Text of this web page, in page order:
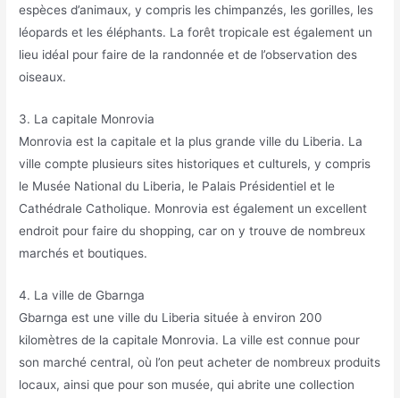
espèces d’animaux, y compris les chimpanzés, les gorilles, les
léopards et les éléphants. La forêt tropicale est également un
lieu idéal pour faire de la randonnée et de l’observation des
oiseaux.
3. La capitale Monrovia
Monrovia est la capitale et la plus grande ville du Liberia. La
ville compte plusieurs sites historiques et culturels, y compris
le Musée National du Liberia, le Palais Présidentiel et le
Cathédrale Catholique. Monrovia est également un excellent
endroit pour faire du shopping, car on y trouve de nombreux
marchés et boutiques.
4. La ville de Gbarnga
Gbarnga est une ville du Liberia située à environ 200
kilomètres de la capitale Monrovia. La ville est connue pour
son marché central, où l’on peut acheter de nombreux produits
locaux, ainsi que pour son musée, qui abrite une collection